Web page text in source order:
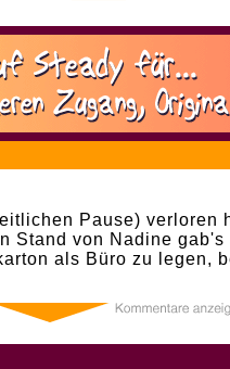
Pause) verloren
Stand von Nadine gab's
als Büro zu legen,